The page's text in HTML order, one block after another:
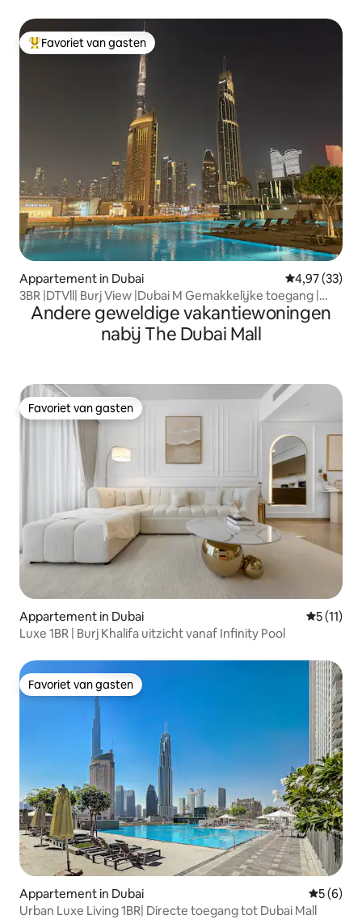
Topfavoriet van gasten
Favoriet van gasten
Appartement in Dubai Gemiddelde
4,97 (33)
3BR |DTVll| Burj View |Dubai M Gemakkelijke toegang |
DXBHH
Andere geweldige vakantiewoningen
nabij The Dubai Mall
Favoriet van gasten
Favoriet van gasten
Appartement in Dubai
5 (11)
Luxe 1BR | Burj Khalifa uitzicht vanaf Infinity Pool
Favoriet van gasten
Favoriet van gasten
Appartement in Dubai
5 (6)
Urban Luxe Living 1BR| Directe toegang tot Dubai Mall